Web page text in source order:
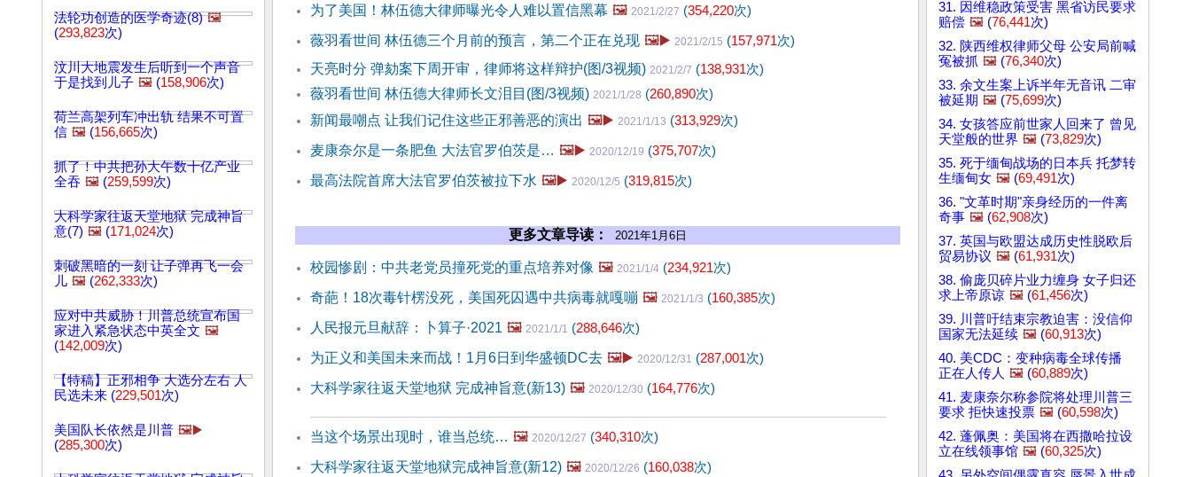
法轮功创造的医学奇迹(8) 🖼️
(293,823次)
汶川大地震发生后听到一个声音
于是找到儿子 🖼️ (158,906次)
荷兰高架列车冲出轨 结果不可置
信 🖼️ (156,665次)
抓了！中共把孙大午数十亿产业
全吞 🖼️ (259,599次)
大科学家往返天堂地狱 完成神旨
意(7) 🖼️ (171,024次)
刺破黑暗的一刻 让子弹再飞一会
儿 🖼️ (262,333次)
应对中共威胁！川普总统宣布国
家进入紧急状态中英全文 🖼️
(142,009次)
【特稿】正邪相争 大选分左右 人
民选未来 (229,501次)
美国队长依然是川普 🖼️▶️
(285,300次)
为了美国！林伍德大律师曝光令人难以置信黑幕 🖼️ 2021/2/27 (354,220次)
薇羽看世间 林伍德三个月前的预言，第二个正在兑现 🖼️▶️ 2021/2/15 (157,971次)
天亮时分 弹劾案下周开审，律师将这样辩护(图/3视频) 2021/2/7 (138,931次)
薇羽看世间 林伍德大律师长文泪目(图/3视频) 2021/1/28 (260,890次)
新闻最嘲点 让我们记住这些正邪善恶的演出 🖼️▶️ 2021/1/13 (313,929次)
麦康奈尔是一条肥鱼 大法官罗伯茨是… 🖼️▶️ 2020/12/19 (375,707次)
最高法院首席大法官罗伯茨被拉下水 🖼️▶️ 2020/12/5 (319,815次)
更多文章导读： 2021年1月6日
校园惨剧：中共老党员撞死党的重点培养对像 🖼️ 2021/1/4 (234,921次)
奇葩！18次毒针楞没死，美国死囚遇中共病毒就嘎嘣 🖼️ 2021/1/3 (160,385次)
人民报元旦献辞：卜算子·2021 🖼️ 2021/1/1 (288,646次)
为正义和美国未来而战！1月6日到华盛顿DC去 🖼️▶️ 2020/12/31 (287,001次)
大科学家往返天堂地狱 完成神旨意(新13) 🖼️ 2020/12/30 (164,776次)
当这个场景出现时，谁当总统… 🖼️ 2020/12/27 (340,310次)
大科学家往返天堂地狱完成神旨意(新12) 🖼️ 2020/12/26 (160,038次)
31. 因维稳政策受害 黑省访民要求
赔偿 🖼️ (76,441次)
32. 陕西维权律师父母 公安局前喊
冤被抓 🖼️ (76,340次)
33. 余文生案上诉半年无音讯 二审
被延期 🖼️ (75,699次)
34. 女孩答应前世家人回来了 曾见
天堂般的世界 🖼️ (73,829次)
35. 死于缅甸战场的日本兵 托梦转
生缅甸女 🖼️ (69,491次)
36. "文革时期"亲身经历的一件离
奇事 🖼️ (62,908次)
37. 英国与欧盟达成历史性脱欧后
贸易协议 🖼️ (61,931次)
38. 偷庞贝碎片业力缠身 女子归还
求上帝原谅 🖼️ (61,456次)
39. 川普吁结束宗教迫害：没信仰
国家无法延续 🖼️ (60,913次)
40. 美CDC：变种病毒全球传播
正在人传人 🖼️ (60,889次)
41. 麦康奈尔称参院将处理川普三
要求 拒快速投票 🖼️ (60,598次)
42. 蓬佩奥：美国将在西撒哈拉设
立在线领事馆 🖼️ (60,325次)